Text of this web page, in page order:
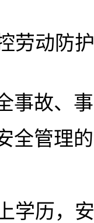
劳动防
事故、
全管理
学历，